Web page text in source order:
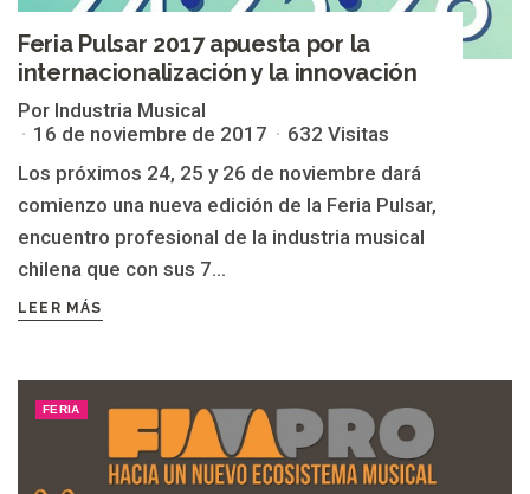
Feria Pulsar 2017 apuesta por la
internacionalización y la innovación
Por Industria Musical
16 de noviembre de 2017
632 Visitas
Los próximos 24, 25 y 26 de noviembre dará
comienzo una nueva edición de la Feria Pulsar,
encuentro profesional de la industria musical
chilena que con sus 7...
LEER MÁS
FERIA